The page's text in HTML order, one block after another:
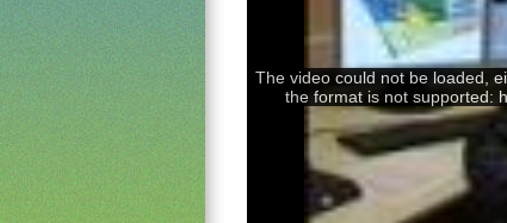
The video could not be loaded,
the format is not supported: